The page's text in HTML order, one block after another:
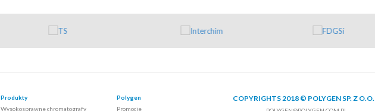
Produkty
Wysokosprawne chromatografy
Polygen
Promocje
COPYRIGHTS 2018 © POLYGEN SP. Z O.O.